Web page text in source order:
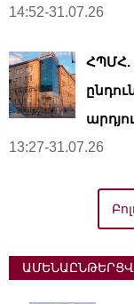
14:52-31.07.26
ՀՊՄՀ.
13:27-31.07.26